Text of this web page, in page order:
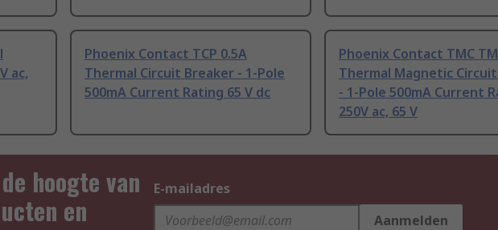
ac,
Phoenix Contact TCP 0.5A
Thermal Circuit Breaker - 1-Pole
500mA Current Rating 65 V dc
Phoenix Contact TMC
Thermal Magnetic
- 1-Pole 500mA Current
250V ac, 65 V
hoogte van
en
E-mailadres
Aanmelden